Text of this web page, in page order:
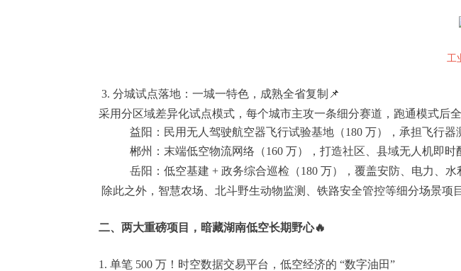
工
3. 分城试点落地：一城一特色，成熟全省复制📌
采用分区域差异化试点模式，每个城市主攻一条细分赛道，跑通模式后
益阳：民用无人驾驶航空器飞行试验基地（180 万），承担飞行器
郴州：末端低空物流网络（160 万），打造社区、县域无人机即时
岳阳：低空基建 + 政务综合巡检（180 万），覆盖安防、电力、水
除此之外，智慧农场、北斗野生动物监测、铁路安全管控等细分场景项
二、两大重磅项目，暗藏湖南低空长期野心🔥
1. 单笔 500 万！时空数据交易平台，低空经济的 “数字油田”